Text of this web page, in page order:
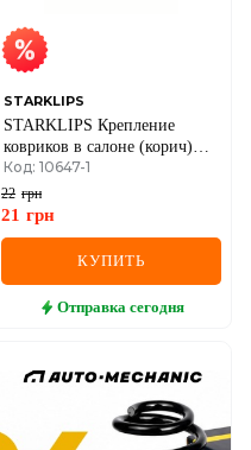
STARKLIPS
STARKLIPS Крепление
ковриков в салоне (корич)
Renault Master III Fiat Ducato,
Traffic II (решетка радиатора)
Код: 10647-1
22 грн
21 грн
КУПИТЬ
Отправка сегодня